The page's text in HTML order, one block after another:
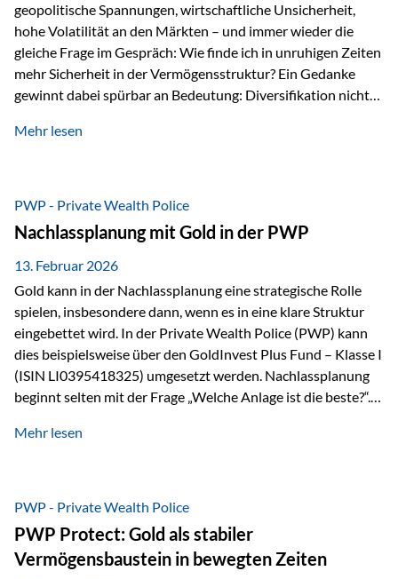
geopolitische Spannungen, wirtschaftliche Unsicherheit,
hohe Volatilität an den Märkten – und immer wieder die
gleiche Frage im Gespräch: Wie finde ich in unruhigen Zeiten
mehr Sicherheit in der Vermögensstruktur? Ein Gedanke
gewinnt dabei spürbar an Bedeutung: Diversifikation nicht
Wer Vermögen ausschließlich in einem Rechtsraum
Liechtenstein eine Rolle spielen: außerhalb der EU, ohne
Euro, mit einem eigenständigen Rechts- und Finanzplatz.
Und genau an dieser Stelle setzt der 3-Zellenschutz an –…
Mehr lesen
PWP - Private Wealth Police
Nachlassplanung mit Gold in der PWP
13. Februar 2026
Gold kann in der Nachlassplanung eine strategische Rolle
spielen, insbesondere dann, wenn es in eine klare Struktur
eingebettet wird. In der Private Wealth Police (PWP) kann
dies beispielsweise über den GoldInvest Plus Fund – Klasse I
(ISIN LI0395418325) umgesetzt werden. Nachlassplanung
beginnt selten mit der Frage „Welche Anlage ist die beste?“.
was bekommen – wann – und in welcher Struktur?Und vor
bei größeren Vermögen ist das entscheidend.
Mehr lesen
PWP - Private Wealth Police
PWP Protect: Gold als stabiler
Vermögensbaustein in bewegten Zeiten